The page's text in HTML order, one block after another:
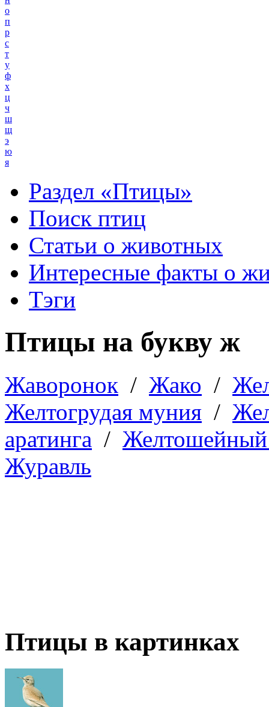
о
п
р
с
т
у
ф
х
ц
ч
ш
щ
э
ю
я
Раздел «Птицы»
Поиск птиц
Статьи о животных
Интересные факты о
Тэги
Птицы на букву ж
Жаворонок / Жако /
Желтогрудая муния /
аратинга / Желтошейный
Журавль
Птицы в картинках